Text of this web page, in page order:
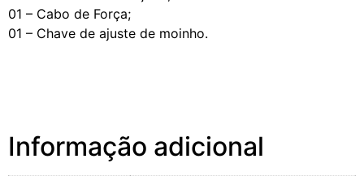
01 – Cabo de Força;
01 – Chave de ajuste de moinho.
Informação adicional